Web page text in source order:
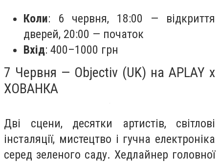
Коли: 6 червня, 18:00 — відкриття
дверей, 20:00 — початок
Вхід: 400–1000 грн
7 Червня — Objectiv (UK) на APLAY x
ХОВАНКА
Дві сцени, десятки артистів, світлові
інсталяції, мистецтво і гучна електроніка
серед зеленого саду. Хедлайнер головної